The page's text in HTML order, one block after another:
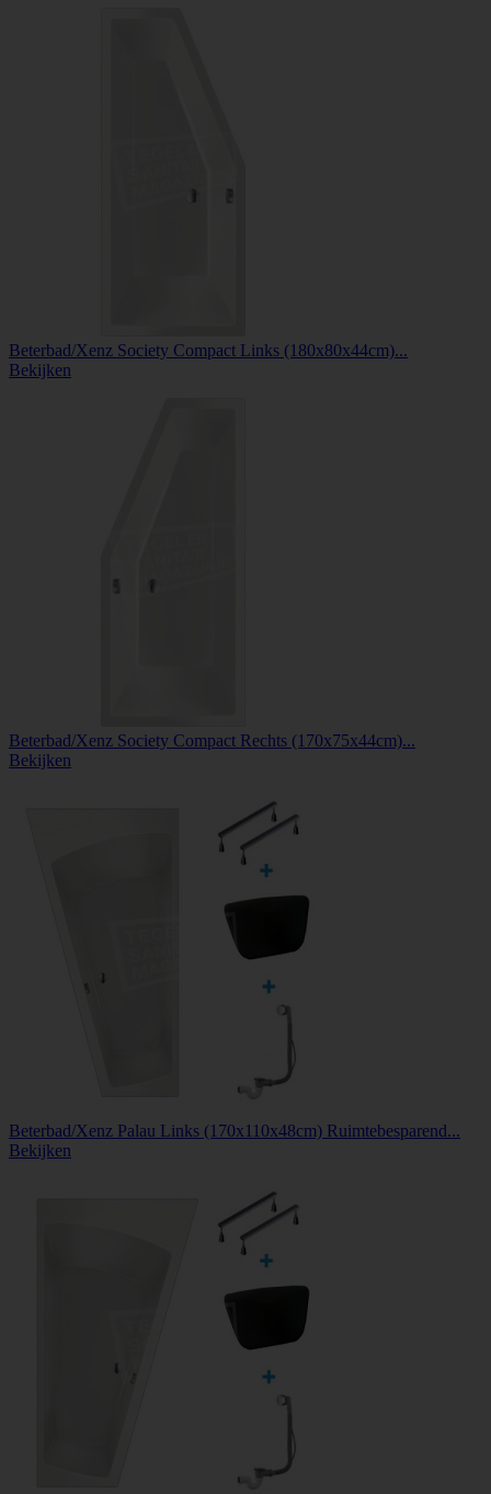
Beterbad/Xenz Society Compact Links (180x80x44cm)...
Bekijken
Beterbad/Xenz Society Compact Rechts (170x75x44cm)...
Bekijken
Beterbad/Xenz Palau Links (170x110x48cm) Ruimtebesparend...
Bekijken